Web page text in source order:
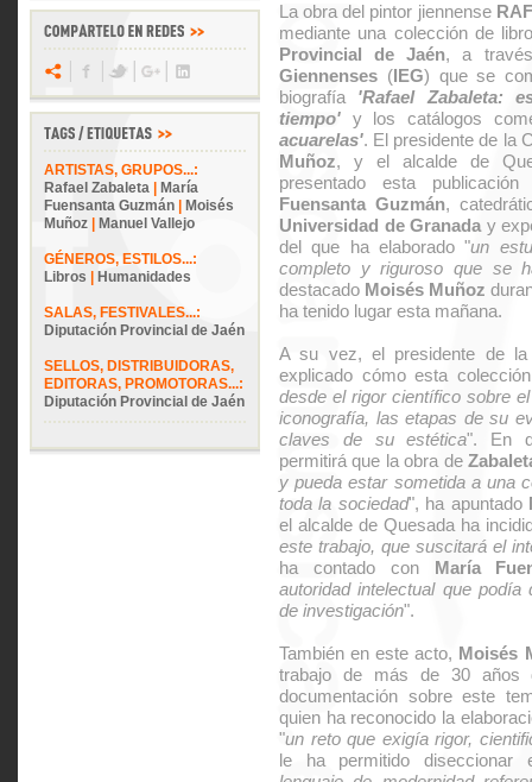
ARTISTAS, GRUPOS...:
Rafael Zabaleta
María
Fuensanta Guzmán
Moisés
Muñoz
Manuel Vallejo
GÉNEROS, ESTILOS...:
Libros
Humanidades
SALAS, FESTIVALES...:
Diputación Provincial de Jaén
SELLOS, DISTRIBUIDORAS,
EDITORAS, PROMOTORAS...:
Diputación Provincial de Jaén
La obra del pintor jiennense
mediante una colección de
Provincial de Jaén, a
Giennenses (IEG) que se
biografía 'Rafael Zabaleta:
tiempo' y los catálogos
acuarelas'. El presidente de la
Muñoz, y el alcalde de
presentado esta
Fuensanta Guzmán,
Universidad de Granada y
del que ha elaborado "un
completo y riguroso que se
destacado Moisés Muñoz
ha tenido lugar esta mañana.
A su vez, el presidente de la
explicado cómo esta
desde el rigor científico sobre
iconografía, las etapas de su
claves de su estética". En
permitirá que la obra de
y pueda estar sometida a una
toda la sociedad", ha apuntado
el alcalde de Quesada ha
este trabajo, que suscitará el
ha contado con María
autoridad intelectual que
de investigación".
También en este acto, Moisés
trabajo de más de 30 años
documentación sobre este
quien ha reconocido la
"un reto que exigía rigor,
le ha permitido diseccionar